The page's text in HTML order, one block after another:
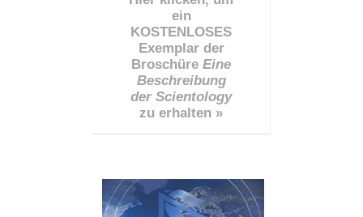
ein
KOSTENLOSES
Exemplar der
Broschüre Eine
Beschreibung
der Scientology
zu erhalten »